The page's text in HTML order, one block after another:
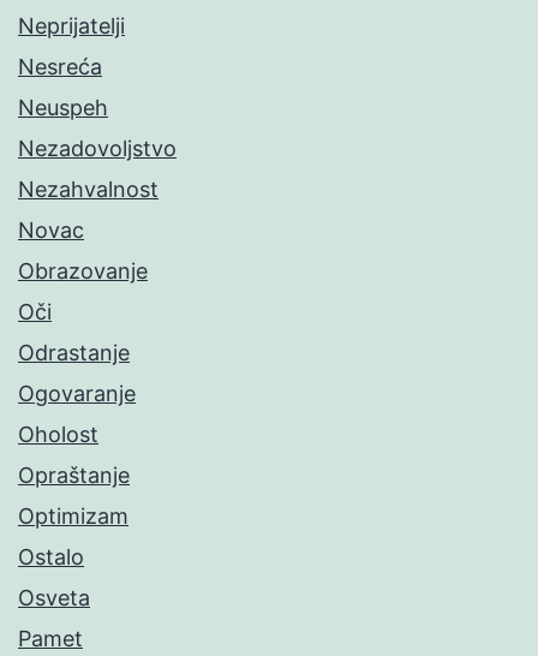
Neprijatelji
Nesreća
Neuspeh
Nezadovoljstvo
Nezahvalnost
Novac
Obrazovanje
Oči
Odrastanje
Ogovaranje
Oholost
Opraštanje
Optimizam
Ostalo
Osveta
Pamet